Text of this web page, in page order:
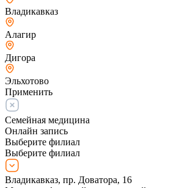
Владикавказ
Алагир
Дигора
Эльхотово
Применить
Семейная медицина
Онлайн запись
Выберите филиал
Выберите филиал
Владикавказ, пр. Доватора, 16